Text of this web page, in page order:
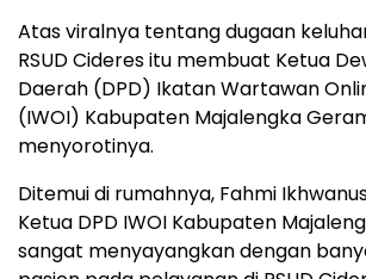
Atas viralnya tentang dugaan
RSUD Cideres itu membuat Ketua
Daerah (DPD) Ikatan Wartawan
(IWOI) Kabupaten Majalengka
menyorotinya.
Ditemui di rumahnya, Fahmi
Ketua DPD IWOI Kabupaten
sangat menyayangkan dengan